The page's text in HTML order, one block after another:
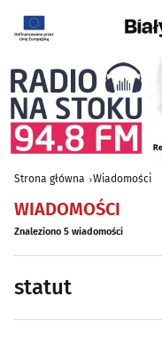
Strona główna Wiadomości
WIADOMOŚCI
Znaleziono 5 wiadomości
statut